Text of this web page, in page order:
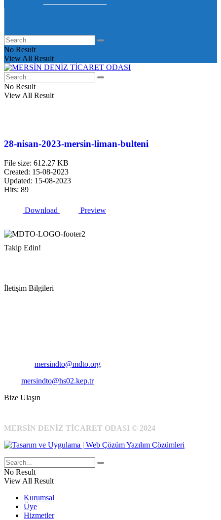
No Result
View All Result
No Result
View All Result
28-nisan-2023-mersin-liman-bulteni
File size: 612.27 KB
Created: 15-08-2023
Updated: 15-08-2023
Hits: 89
Download Preview
Takip Edin!
İletişim Bilgileri
mersindto@mdto.org
mersindto@hs02.kep.tr
Bize Ulaşın
MERSİN DENİZ TİCARET ODASI © 2024
No Result
View All Result
Kurumsal
Üye
Hizmetler